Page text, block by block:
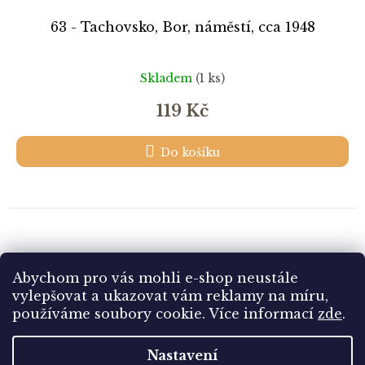
Abychom pro vás mohli e-shop neustále
vylepšovat a ukazovat vám reklamy na míru,
používáme soubory cookie. Více informací zde.
Nastavení
63 - Tachovsko, Bor, náměstí, cca 1948
Skladem (1 ks)
119 Kč
Do košíku
O
v
l
d
a
16položek celkem